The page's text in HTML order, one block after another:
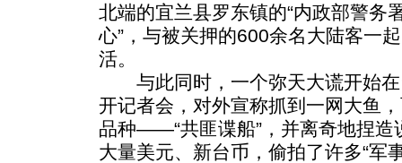
北端的宜兰县罗东镇的“内政部警务
心”，与被关押的600余名大陆客一
活。
与此同时，一个弥天大谎开始在
开记者会，对外宣称抓到一网大鱼
品种——“共匪谍船”，并离奇地捏造
大量美元、新台币，偷拍了许多“军